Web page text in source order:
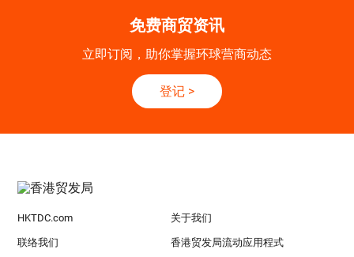
免费商贸资讯
立即订阅，助你掌握环球营商动态
登记 >
HKTDC.com 关于我们
联络我们 香港贸发局流动应用程式